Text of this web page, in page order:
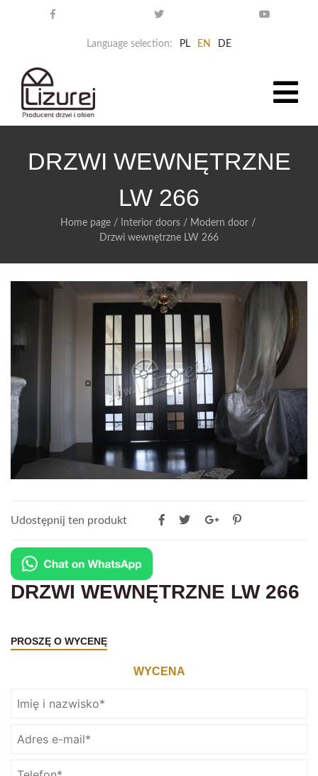
Language selection: PL EN DE
DRZWI WEWNĘTRZNE
LW 266
Home page/ Interior doors/ Modern door/
Drzwi wewnętrzne LW 266
Udostępnij ten produkt
DRZWI WEWNĘTRZNE LW 266
PROSZĘ O WYCENĘ
WYCENA